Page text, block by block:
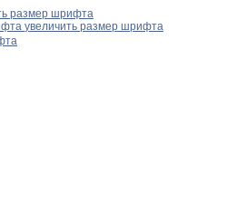
размер шрифта
увеличить размер шрифта